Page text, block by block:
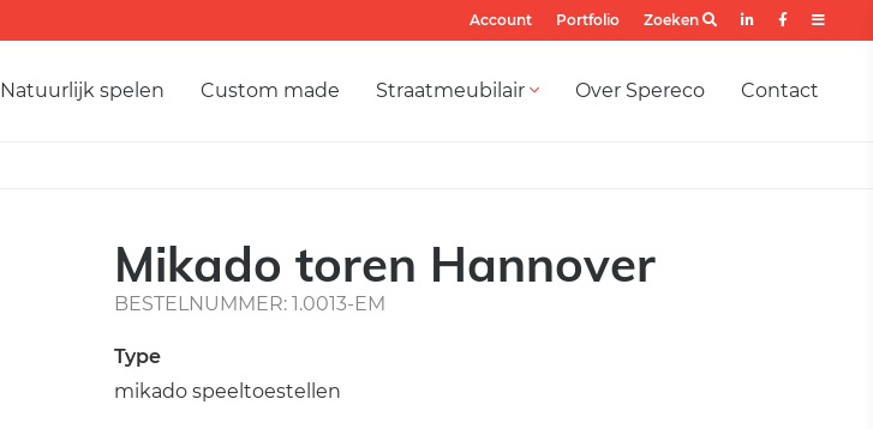
Account Portfolio Zoeken
Natuurlijk spelen Custom made Straatmeubilair Over Spereco Contact
Mikado toren Hannover
BESTELNUMMER: 1.0013-EM
Type
mikado speeltoestellen